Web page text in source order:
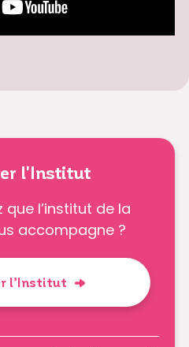
l'Institut
l’institut de la
accompagne ?
l’Institut